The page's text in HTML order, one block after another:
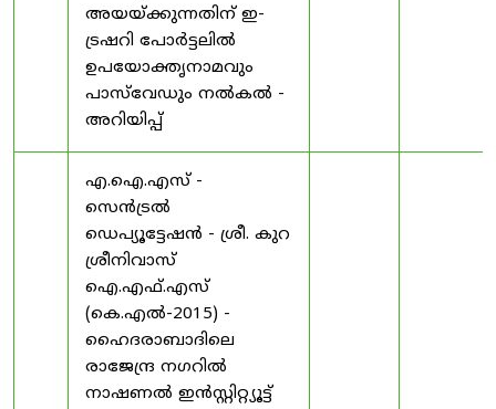
അയയ്ക്കുന്നതിന് ഇ-
ട്രഷറി പോർട്ടലിൽ
ഉപയോക്തൃനാമവും
പാസ്‌വേഡും നൽകൽ -
അറിയിപ്പ്
എ.ഐ.എസ് -
സെൻട്രൽ
ഡെപ്യൂട്ടേഷൻ - ശ്രീ. കുറ
ശ്രീനിവാസ്
ഐ.എഫ്.എസ്
(കെ.എൽ-2015) -
ഹൈദരാബാദിലെ
രാജേന്ദ്ര നഗറിൽ
നാഷണൽ ഇൻസ്റ്റിറ്റ്യൂട്ട്